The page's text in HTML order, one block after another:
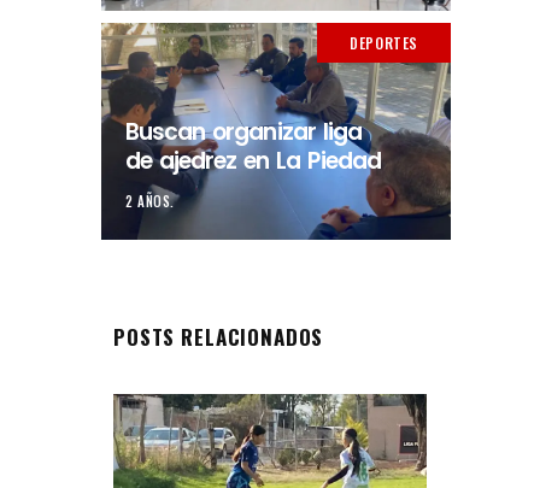
DEPORTES
Buscan organizar liga
de ajedrez en La Piedad
2 AÑOS.
POSTS RELACIONADOS